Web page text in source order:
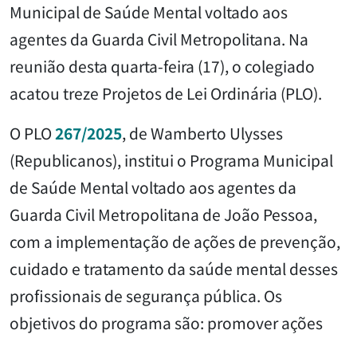
Municipal de Saúde Mental voltado aos
agentes da Guarda Civil Metropolitana. Na
reunião desta quarta-feira (17), o colegiado
acatou treze Projetos de Lei Ordinária (PLO).
O PLO267/2025, de Wamberto Ulysses
(Republicanos), institui o Programa Municipal
de Saúde Mental voltado aos agentes da
Guarda Civil Metropolitana de João Pessoa,
com a implementação de ações de prevenção,
cuidado e tratamento da saúde mental desses
profissionais de segurança pública. Os
objetivos do programa são: promover ações